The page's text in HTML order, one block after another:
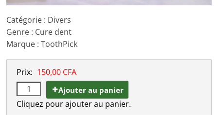
Catégorie : Divers
Genre : Cure dent
Marque : ToothPick
Prix: 150,00 CFA
Ajouter au panier
Cliquez pour ajouter au panier.